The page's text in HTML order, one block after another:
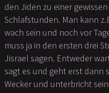
den Jiden zu einer
Schlafstunden. Man kann
wach sein und noch vor
muss ja in den ersten drei
Jisrael sagen. Entweder
sagt es und geht erst dann
Wecker und unterbricht